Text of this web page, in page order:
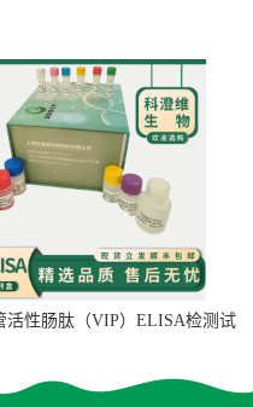
活性肠肽（VIP）ELISA检测试